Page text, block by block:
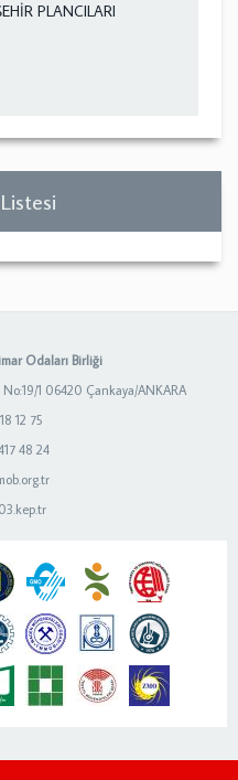
PLANCILARI
Odaları Birliği
1 06420 Çankaya/ANKARA
12 75
48 24